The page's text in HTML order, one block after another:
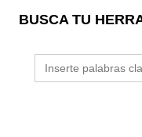
BUSCA TU
Buscar: